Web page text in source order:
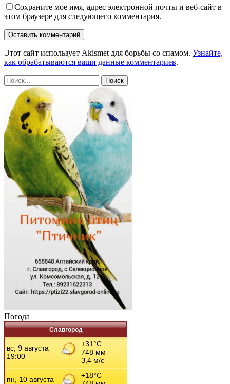
Сохраните мое имя, адрес электронной почты и веб-сайт в
этом браузере для следующего комментария.
Этот сайт использует Akismet для борьбы со спамом. Узнайте,
как обрабатываются ваши данные комментариев.
Погода
Славгород